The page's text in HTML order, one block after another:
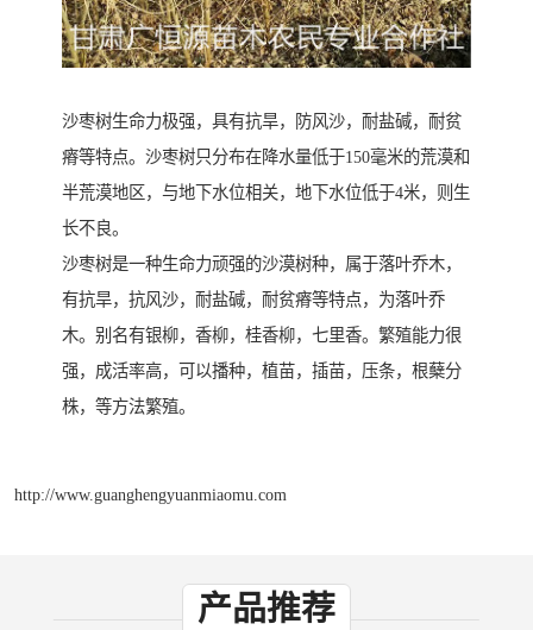
沙枣树生命力极强，具有抗旱，防风沙，耐盐碱，耐贫
瘠等特点。沙枣树只分布在降水量低于150毫米的荒漠和
半荒漠地区，与地下水位相关，地下水位低于4米，则生
长不良。
沙枣树是一种生命力顽强的沙漠树种，属于落叶乔木，
有抗旱，抗风沙，耐盐碱，耐贫瘠等特点，为落叶乔
木。别名有银柳，香柳，桂香柳，七里香。繁殖能力很
强，成活率高，可以播种，植苗，插苗，压条，根蘖分
株，等方法繁殖。
http://www.guanghengyuanmiaomu.com
产品推荐